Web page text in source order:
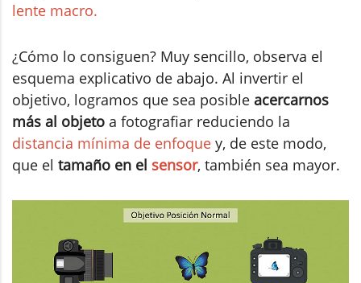
lente macro.
¿Cómo lo consiguen? Muy sencillo, observa el
esquema explicativo de abajo. Al invertir el
objetivo, logramos que sea posible acercarnos
más al objeto a fotografiar reduciendo la
distancia mínima de enfoque y, de este modo,
que el tamaño en el sensor, también sea mayor.